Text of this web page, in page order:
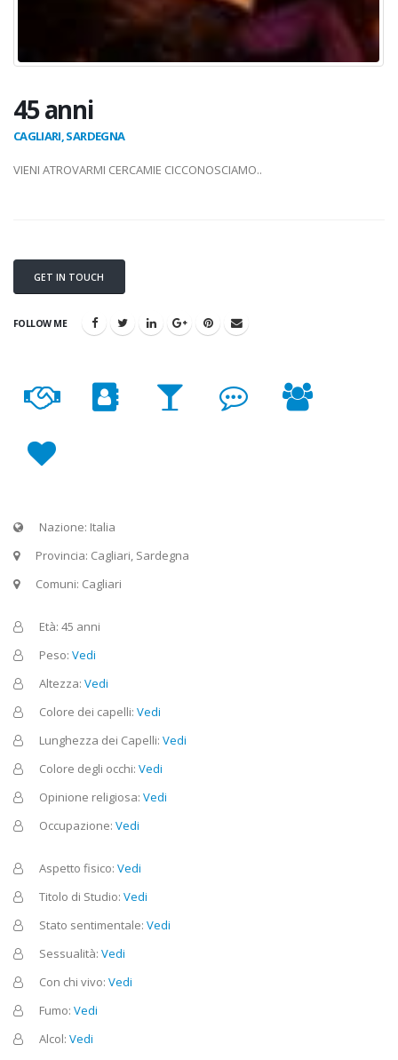
45 anni
CAGLIARI, SARDEGNA
VIENI ATROVARMI CERCAMIE CICCONOSCIAMO..
GET IN TOUCH
FOLLOW ME
Nazione: Italia
Provincia: Cagliari, Sardegna
Comuni: Cagliari
Età: 45 anni
Peso: Vedi
Altezza: Vedi
Colore dei capelli: Vedi
Lunghezza dei Capelli: Vedi
Colore degli occhi: Vedi
Opinione religiosa: Vedi
Occupazione: Vedi
Aspetto fisico: Vedi
Titolo di Studio: Vedi
Stato sentimentale: Vedi
Sessualità: Vedi
Con chi vivo: Vedi
Fumo: Vedi
Alcol: Vedi